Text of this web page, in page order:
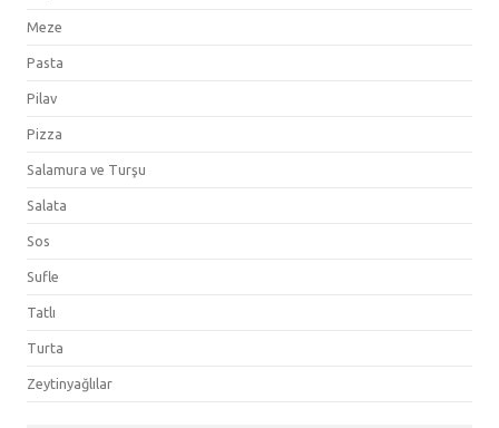
Meze
Pasta
Pilav
Pizza
Salamura ve Turşu
Salata
Sos
Sufle
Tatlı
Turta
Zeytinyağlılar